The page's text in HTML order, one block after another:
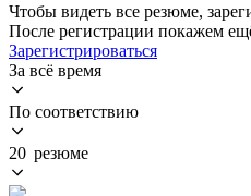
Чтобы видеть все резюме,
После регистрации покажем
Зарегистрироваться
За всё время
По соответствию
20 резюме